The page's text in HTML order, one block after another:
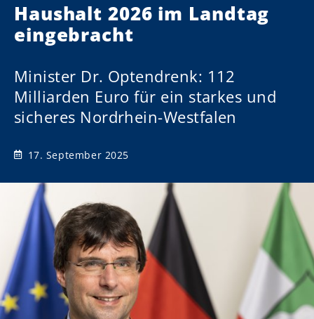
Haushalt 2026 im Landtag
eingebracht
Minister Dr. Optendrenk: 112
Milliarden Euro für ein starkes und
sicheres Nordrhein-Westfalen
17. September 2025